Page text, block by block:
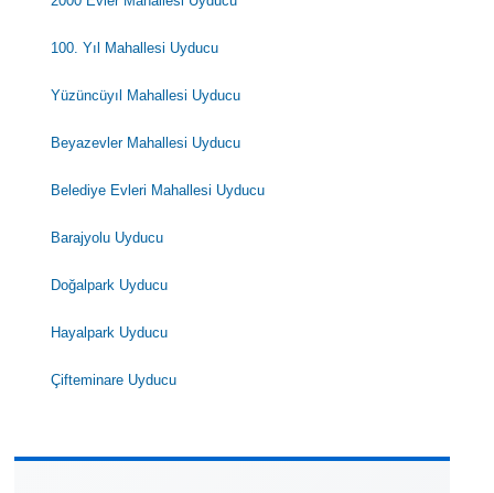
100. Yıl Mahallesi Uyducu
Yüzüncüyıl Mahallesi Uyducu
Beyazevler Mahallesi Uyducu
Belediye Evleri Mahallesi Uyducu
Barajyolu Uyducu
Doğalpark Uyducu
Hayalpark Uyducu
Çifteminare Uyducu